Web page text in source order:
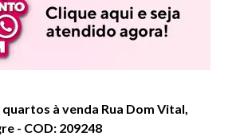
à venda Rua Dom Vital,
- COD: 209248